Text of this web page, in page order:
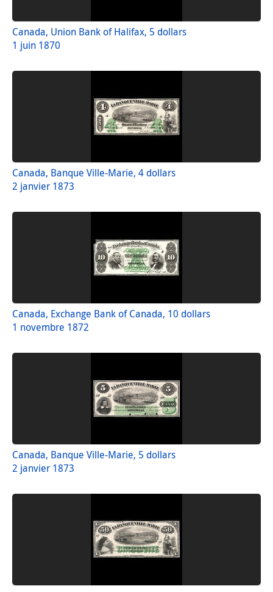
Canada, Union Bank of Halifax, 5 dollars
1 juin 1870
Canada, Banque Ville-Marie, 4 dollars
2 janvier 1873
Canada, Exchange Bank of Canada, 10 dollars
1 novembre 1872
Canada, Banque Ville-Marie, 5 dollars
2 janvier 1873